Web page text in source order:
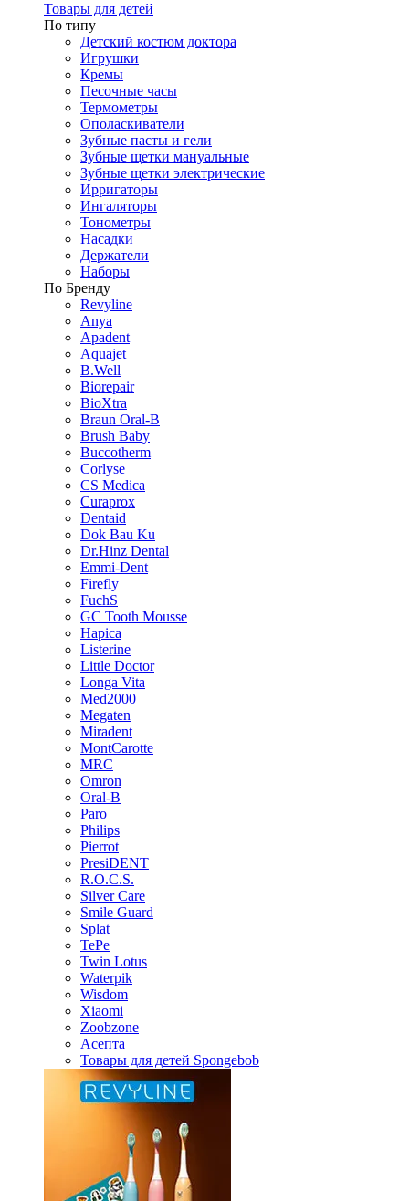
Товары для детей
По типу
Детский костюм доктора
Игрушки
Кремы
Песочные часы
Термометры
Ополаскиватели
Зубные пасты и гели
Зубные щетки мануальные
Зубные щетки электрические
Ирригаторы
Ингаляторы
Тонометры
Насадки
Держатели
Наборы
По Бренду
Revyline
Anya
Apadent
Aquajet
B.Well
Biorepair
BioXtra
Braun Oral-B
Brush Baby
Buccotherm
Corlyse
CS Medica
Curaprox
Dentaid
Dok Bau Ku
Dr.Hinz Dental
Emmi-Dent
Firefly
FuchS
GC Tooth Mousse
Hapica
Listerine
Little Doctor
Longa Vita
Med2000
Megaten
Miradent
MontCarotte
MRC
Omron
Oral-B
Paro
Philips
Pierrot
PresiDENT
R.O.C.S.
Silver Care
Smile Guard
Splat
TePe
Twin Lotus
Waterpik
Wisdom
Xiaomi
Zoobzone
Асепта
Товары для детей Spongebob